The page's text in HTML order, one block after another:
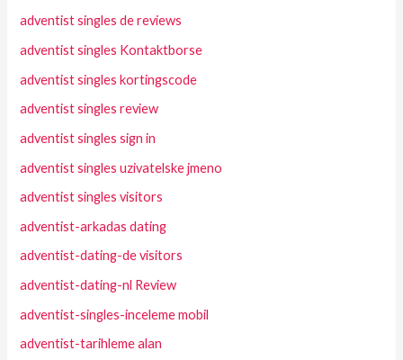
adventist singles de reviews
adventist singles Kontaktborse
adventist singles kortingscode
adventist singles review
adventist singles sign in
adventist singles uzivatelske jmeno
adventist singles visitors
adventist-arkadas dating
adventist-dating-de visitors
adventist-dating-nl Review
adventist-singles-inceleme mobil
adventist-tarihleme alan